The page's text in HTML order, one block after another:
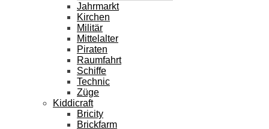
Jahrmarkt
Kirchen
Militär
Mittelalter
Piraten
Raumfahrt
Schiffe
Technic
Züge
Kiddicraft
Bricity
Brickfarm